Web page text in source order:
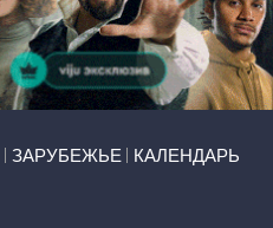
ЗАРУБЕЖЬЕ КАЛЕНДАРЬ